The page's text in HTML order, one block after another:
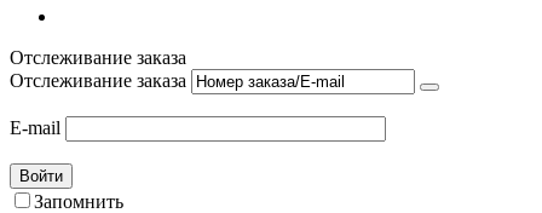
Отслеживание заказа
Отслеживание заказа
E-mail
Войти
Запомнить